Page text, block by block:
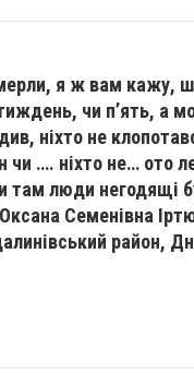
я ж вам кажу,
чи п’ять, а
ніхто не
чи …. ніхто не… ото
там люди негодящі
Семенівна
район,